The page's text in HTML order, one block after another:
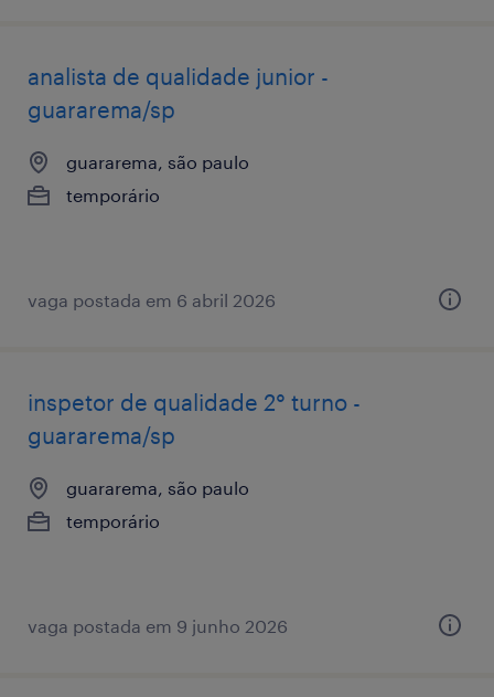
analista de qualidade junior -
guararema/sp
guararema, são paulo
temporário
vaga postada em 6 abril 2026
inspetor de qualidade 2° turno -
guararema/sp
guararema, são paulo
temporário
vaga postada em 9 junho 2026